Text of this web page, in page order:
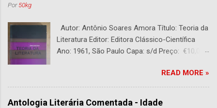
Por50kg
Autor: Antônio Soares Amora Título: Teoria da
Literatura Editor: Editora Clássico-Científica
Ano: 1961, São Paulo Capa: s/d Preço: €10,00
READ MORE »
Antologia Literária Comentada - Idade